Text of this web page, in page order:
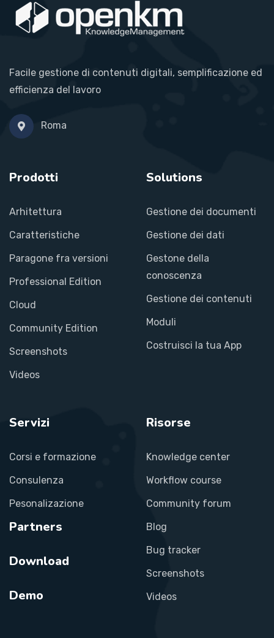
Facile gestione di contenuti digitali, semplificazione ed
efficienza del lavoro
Roma
Prodotti
Arhitettura
Caratteristiche
Paragone fra versioni
Professional Edition
Cloud
Community Edition
Screenshots
Videos
Solutions
Gestione dei documenti
Gestione dei dati
Gestone della
conoscenza
Gestione dei contenuti
Moduli
Costruisci la tua App
Servizi
Corsi e formazione
Consulenza
Pesonalizazione
Partners
Download
Demo
Risorse
Knowledge center
Workflow course
Community forum
Blog
Bug tracker
Screenshots
Videos